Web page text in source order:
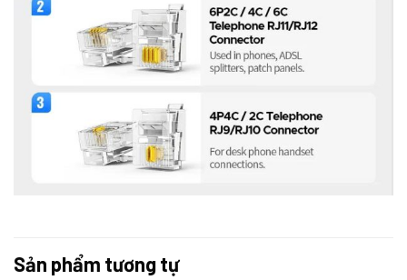
Sản phẩm tương tự